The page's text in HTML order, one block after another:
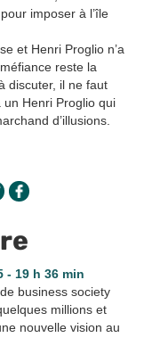
imposer à l’île
et Henri Proglio n’a
reste la
discuter, il ne faut
Henri Proglio qui
d’illusions.
- 19 h 36 min
business society
millions et
nouvelle vision au